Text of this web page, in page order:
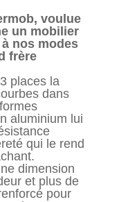
voulue
un mobilier
nos modes
frère
places la
dans
aluminium lui
qui le rend
dimension
et plus de
pour